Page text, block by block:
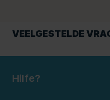
VEELGESTELDE
Hilfe?